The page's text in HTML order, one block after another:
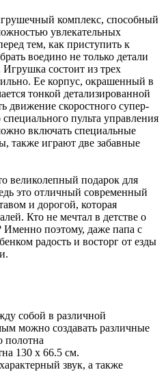
комплекс, способный
увлекательных
тем, как приступить к
воедино не только детали
состоит из трех
Ее корпус, окрашенный в
тонкой детализированной
движение скоростного супер-
пульта управления
включать специальные
также играют две забавные
великолепный подарок для
это отличный современный
и дорогой, которая
Кто не мечтал в детстве о
Именно поэтому, даже папа с
радость и восторг от езды
собой в различной
можно создавать различные
полотна
130 х 66.5 см.
звук, а также